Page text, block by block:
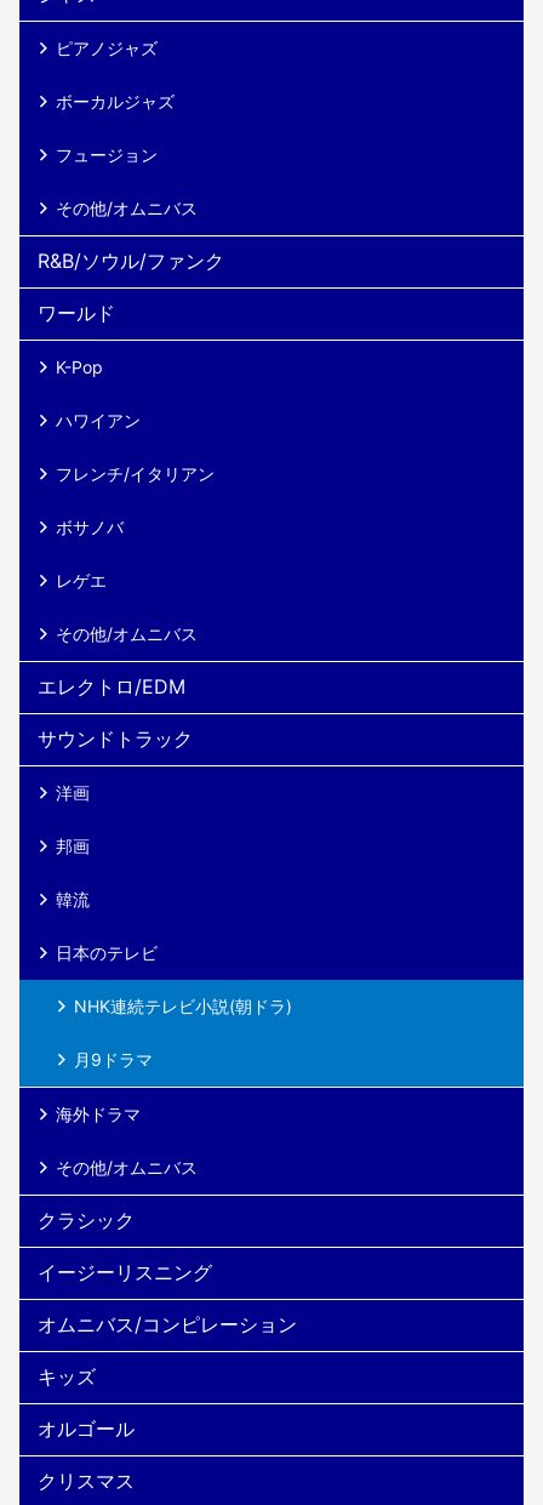
ピアノジャズ
ボーカルジャズ
フュージョン
その他/オムニバス
R&B/ソウル/ファンク
ワールド
K-Pop
ハワイアン
フレンチ/イタリアン
ボサノバ
レゲエ
その他/オムニバス
エレクトロ/EDM
サウンドトラック
洋画
邦画
韓流
日本のテレビ
NHK連続テレビ小説(朝ドラ)
月9ドラマ
海外ドラマ
その他/オムニバス
クラシック
イージーリスニング
オムニバス/コンピレーション
キッズ
オルゴール
クリスマス